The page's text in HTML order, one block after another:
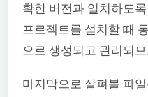
확한 버전과 일치하도
프로젝트를 설치할 때
으로 생성되고 관리되
마지막으로 살펴볼 파